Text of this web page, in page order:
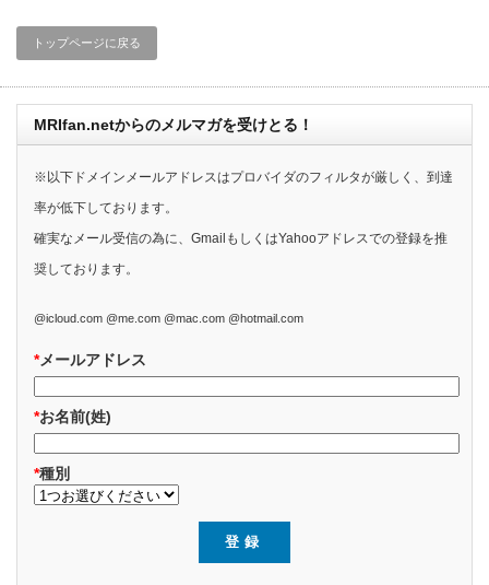
トップページに戻る
MRIfan.netからのメルマガを受けとる！
※以下ドメインメールアドレスはプロバイダのフィルタが厳しく、到達
率が低下しております。
確実なメール受信の為に、GmailもしくはYahooアドレスでの登録を推
奨しております。
@icloud.com @me.com @mac.com @hotmail.com
*メールアドレス
*お名前(姓)
*種別